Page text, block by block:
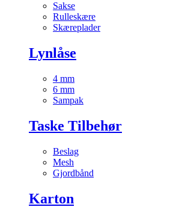
Sakse
Rulleskære
Skæreplader
Lynlåse
4 mm
6 mm
Sampak
Taske Tilbehør
Beslag
Mesh
Gjordbånd
Karton